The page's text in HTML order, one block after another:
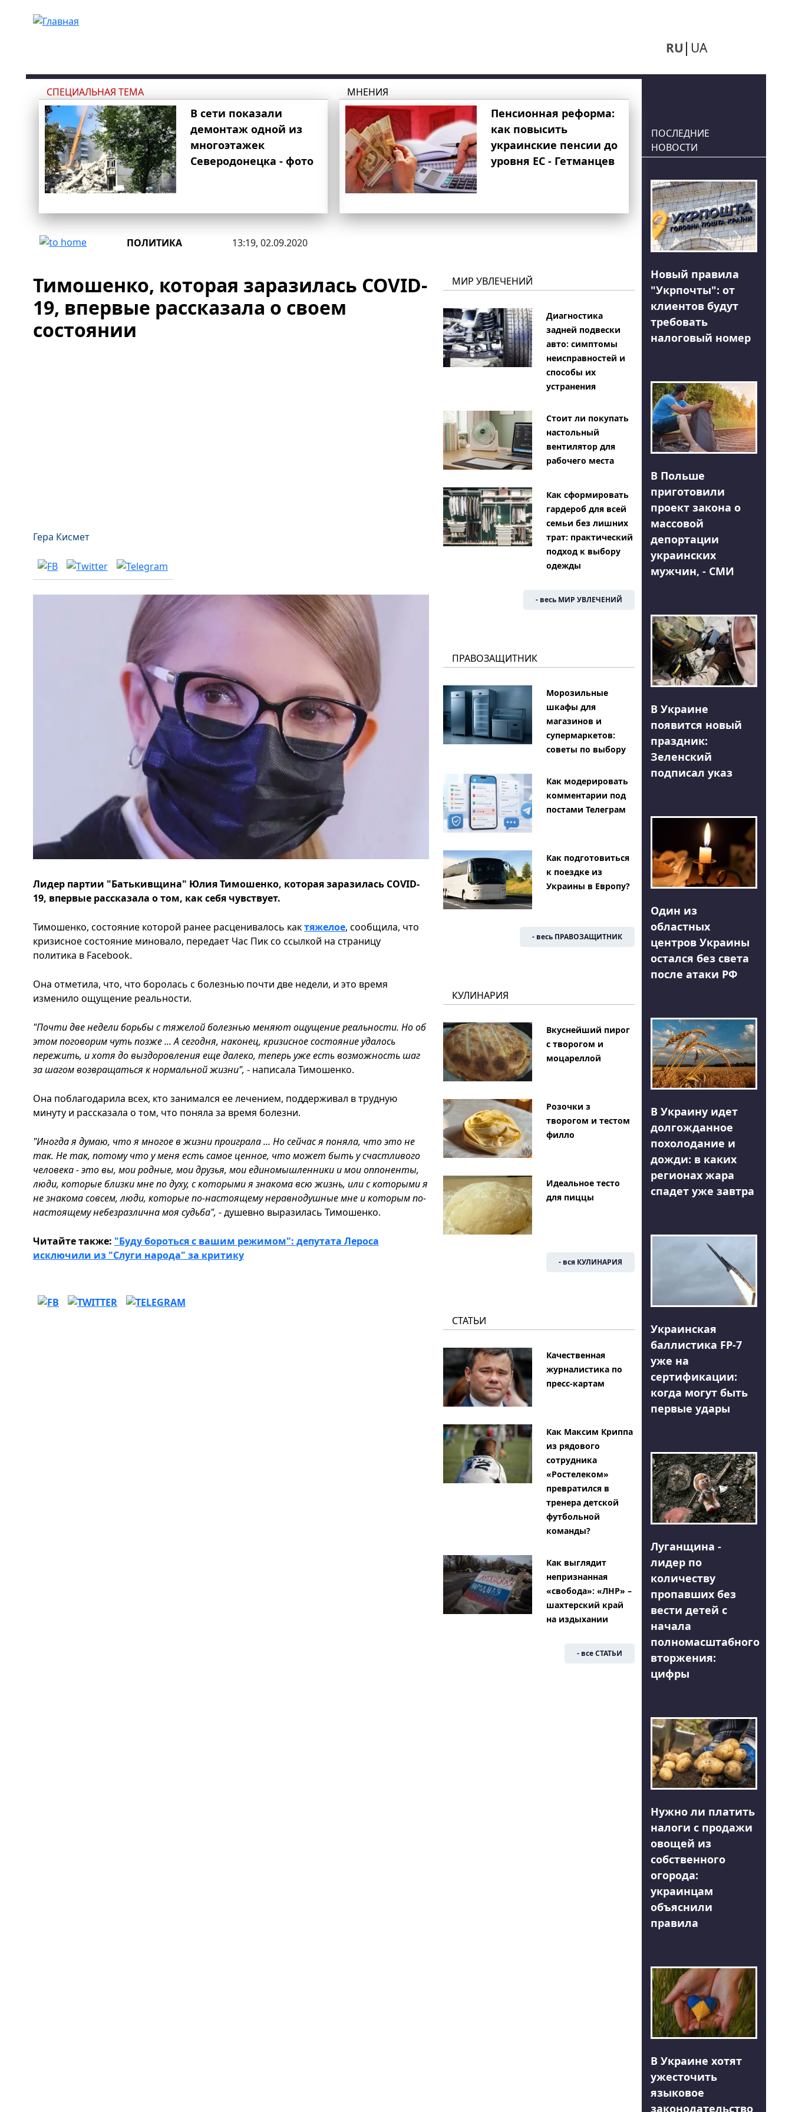
RU UA
СПЕЦИАЛЬНАЯ ТЕМА
В сети показали
демонтаж одной из
многоэтажек
Северодонецка - фото
МНЕНИЯ
Пенсионная реформа:
как повысить
украинские пенсии до
уровня ЕС - Гетманцев
ПОЛИТИКА 13:19, 02.09.2020
Тимошенко, которая заразилась COVID-
19, впервые рассказала о своем
состоянии
Гера Кисмет
Лидер партии "Батькивщина" Юлия Тимошенко, которая заразилась COVID-
19, впервые рассказала о том, как себя чувствует.
Тимошенко, состояние которой ранее расценивалось кактяжелое, сообщила, что
кризисное состояние миновало, передает Час Пик со ссылкой на страницу
политика в Facebook.
Она отметила, что, что боролась с болезнью почти две недели, и это время
изменило ощущение реальности.
"Почти две недели борьбы с тяжелой болезнью меняют ощущение реальности. Но об
этом поговорим чуть позже ... А сегодня, наконец, кризисное состояние удалось
пережить, и хотя до выздоровления еще далеко, теперь уже есть возможность шаг
за шагом возвращаться к нормальной жизни", - написала Тимошенко.
Она поблагодарила всех, кто занимался ее лечением, поддерживал в трудную
минуту и рассказала о том, что поняла за время болезни.
"Иногда я думаю, что я многое в жизни проиграла ... Но сейчас я поняла, что это не
так. Не так, потому что у меня есть самое ценное, что может быть у счастливого
человека - это вы, мои родные, мои друзья, мои единомышленники и мои оппоненты,
люди, которые близки мне по духу, с которыми я знакома всю жизнь, или с которыми я
не знакома совсем, люди, которые по-настоящему неравнодушные мне и которым по-
настоящему небезразлична моя судьба", - душевно выразилась Тимошенко.
Читайте также: "Буду бороться с вашим режимом": депутата Лероса
исключили из "Слуги народа" за критику
МИР УВЛЕЧЕНИЙ
Диагностика
задней подвески
авто: симптомы
неисправностей и
способы их
устранения
Стоит ли покупать
настольный
вентилятор для
рабочего места
Как сформировать
гардероб для всей
семьи без лишних
трат: практический
подход к выбору
одежды
- весь МИР УВЛЕЧЕНИЙ
ПРАВОЗАЩИТНИК
Морозильные
шкафы для
магазинов и
супермаркетов:
советы по выбору
Как модерировать
комментарии под
постами Телеграм
Как подготовиться
к поездке из
Украины в Европу?
- весь ПРАВОЗАЩИТНИК
КУЛИНАРИЯ
Вкуснейший пирог
с творогом и
моцареллой
Розочки з
творогом и тестом
филло
Идеальное тесто
для пиццы
- вся КУЛИНАРИЯ
СТАТЬИ
Качественная
журналистика по
пресс-картам
Как Максим Криппа
из рядового
сотрудника
«Ростелеком»
превратился в
тренера детской
футбольной
команды?
Как выглядит
непризнанная
«свобода»: «ЛНР» –
шахтерский край
на издыхании
- все СТАТЬИ
ПОСЛЕДНИЕ
НОВОСТИ
Новый правила
"Укрпочты": от
клиентов будут
требовать
налоговый номер
В Польше
приготовили
проект закона о
массовой
депортации
украинских
мужчин, - СМИ
В Украине
появится новый
праздник:
Зеленский
подписал указ
Один из
областных
центров Украины
остался без света
после атаки РФ
В Украину идет
долгожданное
похолодание и
дожди: в каких
регионах жара
спадет уже завтра
Украинская
баллистика FP-7
уже на
сертификации:
когда могут быть
первые удары
Луганщина -
лидер по
количеству
пропавших без
вести детей с
начала
полномасштабного
вторжения:
цифры
Нужно ли платить
налоги с продажи
овощей из
собственного
огорода:
украинцам
объяснили
правила
В Украине хотят
ужесточить
языковое
законодательство